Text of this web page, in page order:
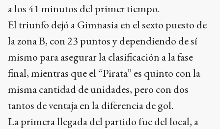
a los 41 minutos del primer tiempo.
El triunfo dejó a Gimnasia en el sexto puesto de
la zona B, con 23 puntos y dependiendo de sí
mismo para asegurar la clasificación a la fase
final, mientras que el “Pirata” es quinto con la
misma cantidad de unidades, pero con dos
tantos de ventaja en la diferencia de gol.
La primera llegada del partido fue del local, a